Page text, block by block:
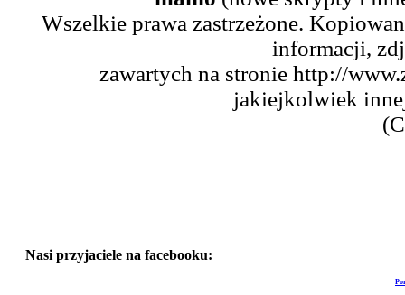
Wszelkie prawa zastrzeżone.
informacji,
zawartych na stronie http://
jakiejkolwiek
Nasi przyjaciele na facebooku: